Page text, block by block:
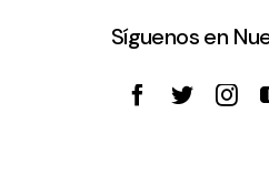
Síguenos en